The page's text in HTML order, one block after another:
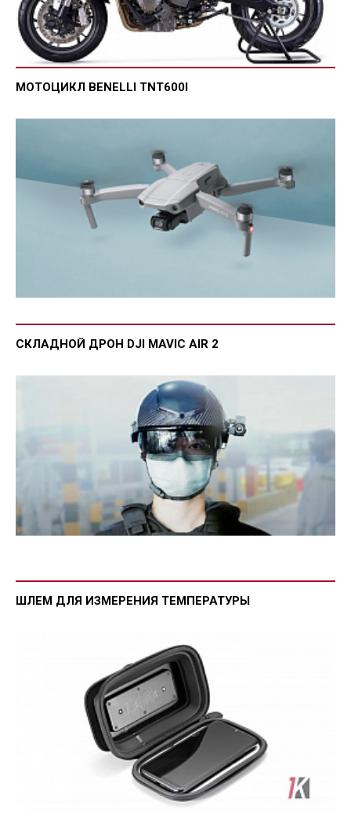
МОТОЦИКЛ BENELLI TNT600I
СКЛАДНОЙ ДРОН DJI MAVIC AIR 2
ШЛЕМ ДЛЯ ИЗМЕРЕНИЯ ТЕМПЕРАТУРЫ